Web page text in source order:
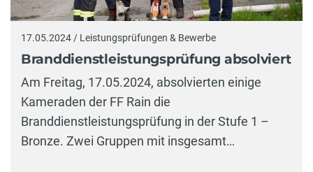
17.05.2024 / Leistungsprüfungen & Bewerbe
Branddienstleistungsprüfung absolviert
Am Freitag, 17.05.2024, absolvierten einige
Kameraden der FF Rain die
Branddienstleistungsprüfung in der Stufe 1 –
Bronze. Zwei Gruppen mit insgesamt…